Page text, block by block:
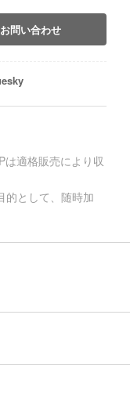
お問い合わせ
適格販売により収
的として、随時加